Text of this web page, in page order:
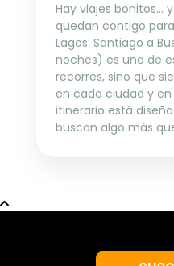
Hay viajes bonitos…
quedan contigo
Lagos: Santiago a
noches) es uno de
recorres, sino que
en cada ciudad y
itinerario está
buscan algo más